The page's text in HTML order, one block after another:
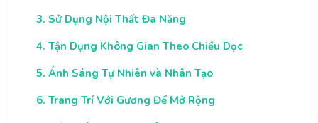
Sử Dụng Nội Thất Đa Năng
Tận Dụng Không Gian Theo Chiều Dọc
Ánh Sáng Tự Nhiên và Nhân Tạo
Trang Trí Với Gương Để Mở Rộng